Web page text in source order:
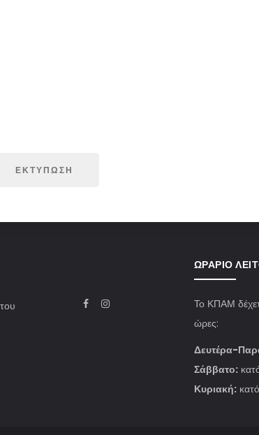
ΕΚΤΥΠΩΣΗ
ΩΡΆΡΙΟ
Το ΚΠΑΜ
ώρες:
Δευτέρα-
Σάββατο:
Κυριακή: